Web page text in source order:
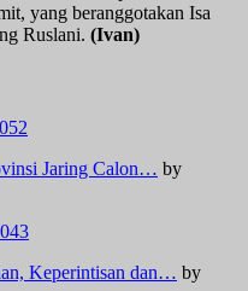
yang beranggotakan Isa
Ruslani. (Ivan)
Jaring Calon… by
Keperintisan dan… by